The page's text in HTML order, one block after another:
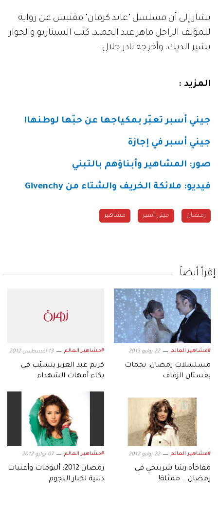
يشار إلى أن مسلسل "عابد كرمان" مقتبس عن رواية
للمؤلف الراحل ماهر عبد الحميد، كتب السيناريو والحوار
بشير الديك، وأخرجه نادر جلال.
المزيد :
جيني أسبر تعبّر بمكياجها عن حبّها لوطنها!
جيني أسبر في إجازة
صور: المشاهير وأبناؤهم بالتبني
فيديو: ملائكة الخريف والشتاء من
رمضان جيني أسبر مشاهير
إقرأ أيضاً
#مشاهير العالم 22 يوليو 2013
مسلسلات رمضان: نجمات
بفستان الزفاف
#مشاهير العالم 13 أغسطس 2012
كريم عبد العزيز يتسبّب في
بكاء أمهات الشهداء
#مشاهير العالم 22 يوليو 2012
مفاجأة رشا شربتجي في
رمضان... ممثلة!
#مشاهير العالم 07 يوليو 2012
رمضان 2012: ألبومات وأغنيات
دينية لكبار النجوم